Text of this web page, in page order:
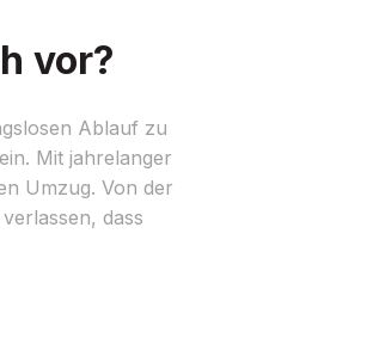
vor?
Ablauf zu
Mit jahrelanger
Umzug. Von der
dass